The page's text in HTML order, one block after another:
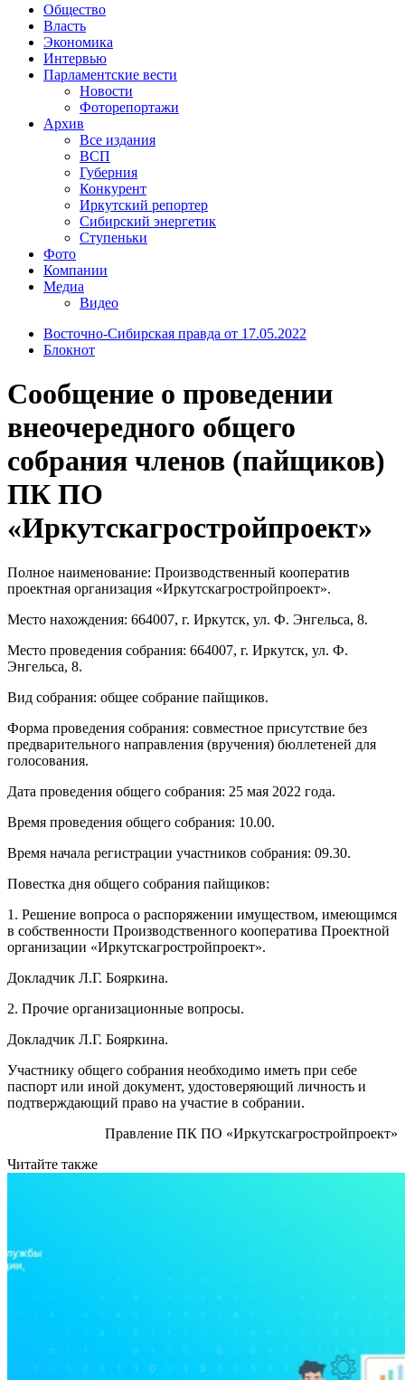
Общество
Власть
Экономика
Интервью
Парламентские вести
Новости
Фоторепортажи
Архив
Все издания
ВСП
Губерния
Конкурент
Иркутский репортер
Сибирский энергетик
Ступеньки
Фото
Компании
Медиа
Видео
Восточно-Сибирская правда от 17.05.2022
Блокнот
Сообщение о проведении
внеочередного общего
собрания членов (пайщиков)
ПК ПО
«Иркутскагростройпроект»
Полное наименование: Производственный кооператив
проектная организация «Иркутскагростройпроект».
Место нахождения: 664007, г. Иркутск, ул. Ф. Энгельса, 8.
Место проведения собрания: 664007, г. Иркутск, ул. Ф.
Энгельса, 8.
Вид собрания: общее собрание пайщиков.
Форма проведения собрания: совместное присутствие без
предварительного направления (вручения) бюллетеней для
голосования.
Дата проведения общего собрания: 25 мая 2022 года.
Время проведения общего собрания: 10.00.
Время начала регистрации участников собрания: 09.30.
Повестка дня общего собрания пайщиков:
1. Решение вопроса о распоряжении имуществом, имеющимся
в собственности Производственного кооператива Проектной
организации «Иркутскагростройпроект».
Докладчик Л.Г. Бояркина.
2. Прочие организационные вопросы.
Докладчик Л.Г. Бояркина.
Участнику общего собрания необходимо иметь при себе
паспорт или иной документ, удостоверяющий личность и
подтверждающий право на участие в собрании.
Правление ПК ПО «Иркутскагростройпроект»
Читайте также